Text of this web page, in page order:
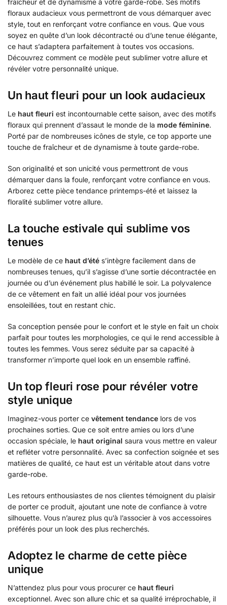
fraîcheur et de dynamisme à votre garde-robe. Ses motifs
floraux audacieux vous permettront de vous démarquer avec
style, tout en renforçant votre confiance en vous. Que vous
soyez en quête d’un look décontracté ou d’une tenue élégante,
ce haut s’adaptera parfaitement à toutes vos occasions.
Découvrez comment ce modèle peut sublimer votre allure et
révéler votre personnalité unique.
Un haut fleuri pour un look audacieux
Le haut fleuri est incontournable cette saison, avec des motifs
floraux qui prennent d’assaut le monde de la mode féminine.
Porté par de nombreuses icônes de style, ce top apporte une
touche de fraîcheur et de dynamisme à toute garde-robe.
Son originalité et son unicité vous permettront de vous
démarquer dans la foule, renforçant votre confiance en vous.
Arborez cette pièce tendance printemps-été et laissez la
floralité sublimer votre allure.
La touche estivale qui sublime vos
tenues
Le modèle de ce haut d’été s’intègre facilement dans de
nombreuses tenues, qu’il s’agisse d’une sortie décontractée en
journée ou d’un événement plus habillé le soir. La polyvalence
de ce vêtement en fait un allié idéal pour vos journées
ensoleillées, tout en restant chic.
Sa conception pensée pour le confort et le style en fait un choix
parfait pour toutes les morphologies, ce qui le rend accessible à
toutes les femmes. Vous serez séduite par sa capacité à
transformer n’importe quel look en un ensemble raffiné.
Un top fleuri rose pour révéler votre
style unique
Imaginez-vous porter ce vêtement tendance lors de vos
prochaines sorties. Que ce soit entre amies ou lors d’une
occasion spéciale, le haut original saura vous mettre en valeur
et refléter votre personnalité. Avec sa confection soignée et ses
matières de qualité, ce haut est un véritable atout dans votre
garde-robe.
Les retours enthousiastes de nos clientes témoignent du plaisir
de porter ce produit, ajoutant une note de confiance à votre
silhouette. Vous n’aurez plus qu’à l’associer à vos accessoires
préférés pour un look des plus recherchés.
Adoptez le charme de cette pièce
unique
N’attendez plus pour vous procurer ce haut fleuri
exceptionnel. Avec son allure chic et sa qualité irréprochable, il